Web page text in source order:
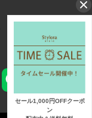
セール1,000円OFFクーポ
ン